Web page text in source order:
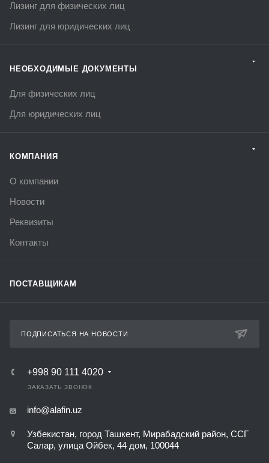
Лизинг для физических лиц
Лизинг для юридических лиц
НЕОБХОДИМЫЕ ДОКУМЕНТЫ
Для физических лиц
Для юридических лиц
КОМПАНИЯ
О компании
Новости
Реквизиты
Контакты
ПОСТАВЩИКАМ
ПОДПИСАТЬСЯ НА НОВОСТИ
+998 90 111 4020
ЗАКАЗАТЬ ЗВОНОК
info@alafin.uz
Узбекистан, город Ташкент, Мирабадский район, ССГ
Салар, улица Ойбек, 44 дом, 100044